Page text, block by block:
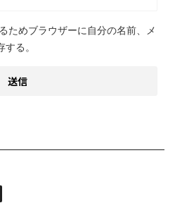
ためブラウザーに自分の名前、メ
る。